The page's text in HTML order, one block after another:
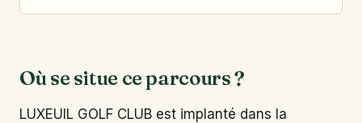
Où se situe ce parcours ?
LUXEUIL GOLF CLUB est implanté dans la